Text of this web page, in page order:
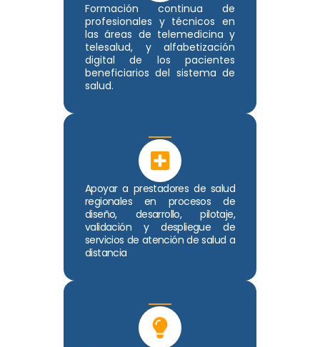
Formación continua de
profesionales y técnicos en
las áreas de telemedicina y
telesalud, y alfabetización
digital de los pacientes
beneficiarios del sistema de
salud.
Apoyar a prestadores de salud
regionales en procesos de
diseño, desarrollo, pilotaje,
validación y despliegue de
servicios de atención de salud a
distancia